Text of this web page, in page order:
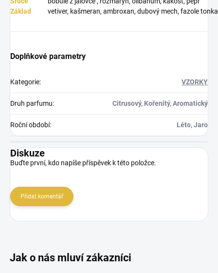
Základ
vetiver, kašmeran, ambroxan, dubový mech, fazole tonka
Doplňkové parametry
Kategorie: VZORKY
Druh parfumu: Citrusový, Kořenitý, Aromatický
Roční období: Léto, Jaro
Diskuze
Buďte první, kdo napíše příspěvek k této položce.
Přidat komentář